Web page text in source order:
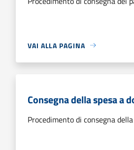
VAI ALLA PAGINA
Consegna della spesa a
Procedimento di consegna